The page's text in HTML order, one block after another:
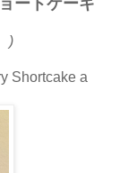
)
Shortcake a